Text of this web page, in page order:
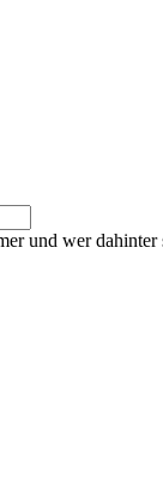
und wer dahinter